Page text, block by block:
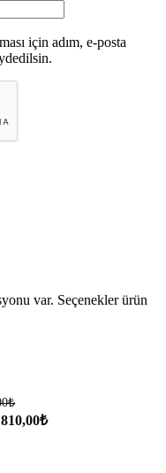
için adım, e-posta
var. Seçenekler ürün